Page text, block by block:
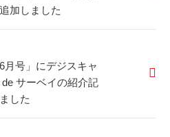
加しました
月号」にデジスキャ
サーベイの紹介記
した